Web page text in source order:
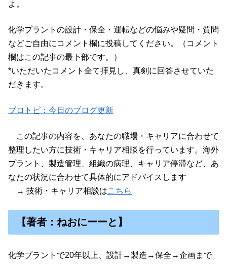
よ。
化学プラントの設計・保全・運転などの悩みや疑問・質問
などご自由にコメント欄に投稿してください。（コメント
欄はこの記事の最下部です。）
*いただいたコメント全て拝見し、真剣に回答させていた
だきます。
ブロトピ：今日のブログ更新
この記事の内容を、あなたの職場・キャリアに合わせて
整理したい方に技術・キャリア相談を行っています。海外
プラント、製造管理、組織の病理、キャリア停滞など、あ
なたの状況に合わせて具体的にアドバイスします
→ 技術・キャリア相談はこちら
【著者：ねおにーーと】
化学プラントで20年以上、設計→製造→保全→企画まで